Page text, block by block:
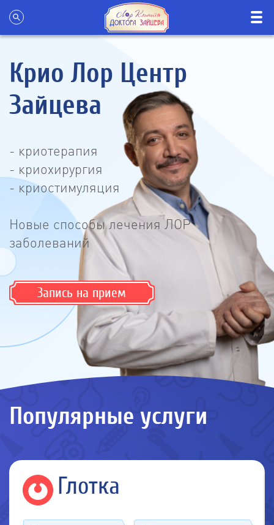
Крио Лор Центр
Зайцева
- криотерапия
- криохирургия
- криостимуляция
Новые способы лечения ЛОР
заболеваний
Запись на прием
Популярные услуги
Глотка